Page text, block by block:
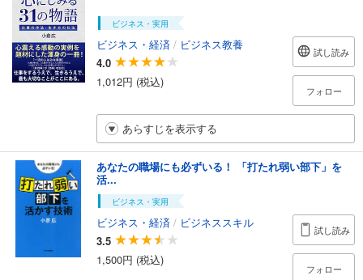
ビジネス・実用
ビジネス・経済 / ビジネス教養
4.0
1,012円 (税込)
試し読み
フォロー
あらすじを表示する
あなたの職場にも必ずいる！ 「打たれ弱い部下」を
活...
ビジネス・実用
ビジネス・経済 / ビジネススキル
3.5
1,500円 (税込)
試し読み
フォロー